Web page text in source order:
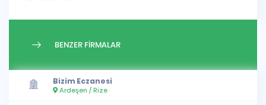
BENZER FİRMALAR
Bizim Eczanesi
Ardeşen / Rize